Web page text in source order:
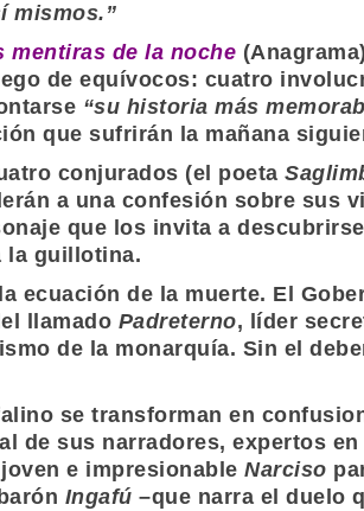
mismos.”
mentiras de la noche (Anagrama
de equívocos: cuatro
“su historia más
que sufrirán la mañana
conjurados (el poeta
a una confesión sobre sus
que los invita a
la guillotina.
ecuación de la muerte. El
llamado Padreterno, líder
de la monarquía. Sin el
se transforman en
de sus narradores, expertos
e impresionableNarciso
Ingafú –que narra el duelo